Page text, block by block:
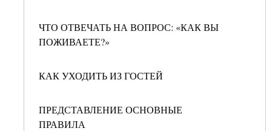
ЧТО ОТВЕЧАТЬ НА ВОПРОС: «КАК ВЫ
ПОЖИВАЕТЕ?»
КАК УХОДИТЬ ИЗ ГОСТЕЙ
ПРЕДСТАВЛЕНИЕ ОСНОВНЫЕ
ПРАВИЛА